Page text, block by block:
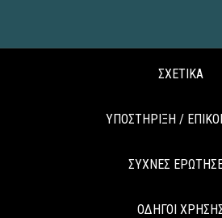
ΣΧΕΤΙΚΑ
ΥΠΟΣΤΗΡΙΞΗ /
ΣΥΧΝΕΣ
ΟΔΗΓΟΙ